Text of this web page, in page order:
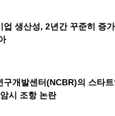
업 생산성, 2년간 꾸준히 증
구개발센터(NCBR)의 스타트
시 조항 논란